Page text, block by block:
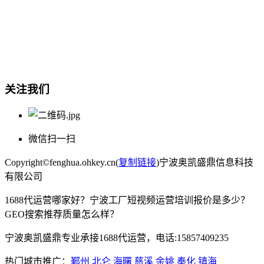
关注我们
微信扫一扫
Copyright©fenghua.ohkey.cn(复制链接)宁波奥凯盛鼎信息科技
有限公司
1688代运营哪家好？宁波工厂短视频运营培训报价是多少？
GEO搜索推荐质量怎么样？
宁波奥凯盛鼎专业承接1688代运营，电话:15857409235
热门城市推广： 鄞州 北仑 海曙 慈溪 余姚 奉化 镇海